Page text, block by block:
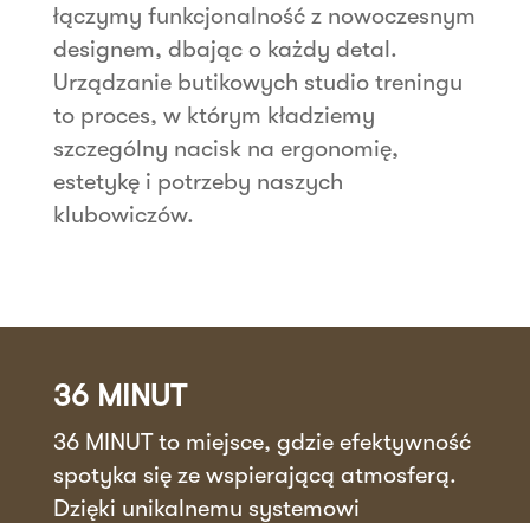
łączymy funkcjonalność z nowoczesnym
designem, dbając o każdy detal.
Urządzanie butikowych studio treningu
to proces, w którym kładziemy
szczególny nacisk na ergonomię,
estetykę i potrzeby naszych
klubowiczów.
36 MINUT
36 MINUT to miejsce, gdzie efektywność
spotyka się ze wspierającą atmosferą.
Dzięki unikalnemu systemowi